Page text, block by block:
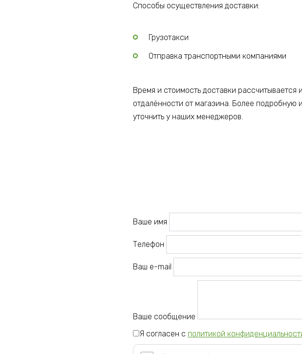
Способы осуществления доставки:
Грузотакси
Отправка транспортными компаниями
Время и стоимость доставки рассчитывается
отдалённости от магазина. Более
уточнить у наших менеджеров.
Ваше имя
Телефон
Ваш e-mail
Ваше сообщение
Я согласен с политикой